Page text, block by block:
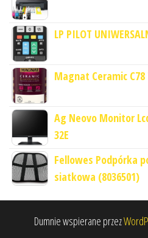
LP PILOT
Magnat Ceramic
Ag Neovo Monitor
32E
Fellowes Podpórka
siatkowa (8036501)
Dumnie wspierane przez